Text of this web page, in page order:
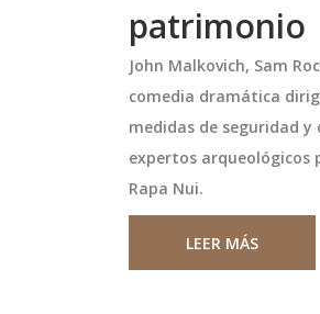
patrimonio
John Malkovich, Sam
comedia dramática
medidas de seguridad
expertos arqueológicos
Rapa Nui.
LEER MÁS
las influencers más
Lago
sanitario
que
El Lago
que mató